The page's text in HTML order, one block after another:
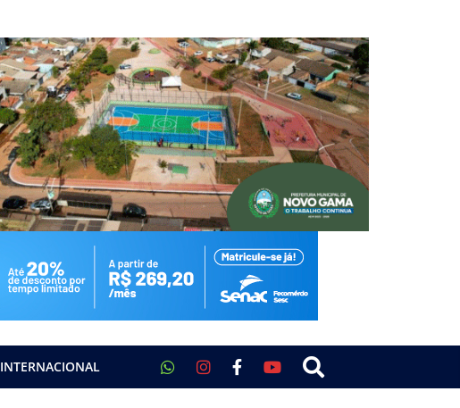
INTERNACIONAL